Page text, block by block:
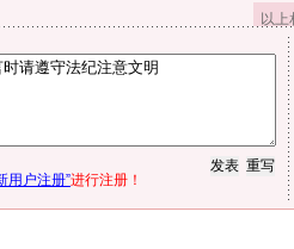
以
用户注册”进行注册！